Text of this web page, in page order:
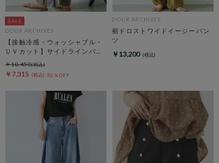
DOUX ARCHIVES
【接触冷感・ウォッシャブル・
ＵＶカット】サイドラインパン
ツ
￥7,315 30％OFF
￥10,450
DOUX ARCHIVES
裾ドロストワイドイージーパン
ツ
￥13,200